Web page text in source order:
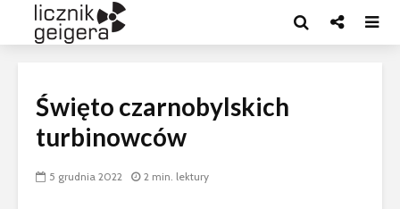
Święto czarnobylskich
turbinowców
5 grudnia 2022 2 min. lektury